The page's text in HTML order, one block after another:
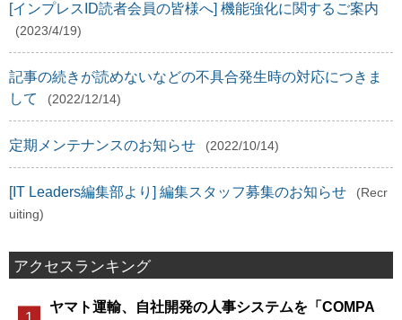
[インプレスID読者会員の皆様へ] 機能強化に関するご案内
(2023/4/19)
記事の続きが読めないなどの不具合発生時の対応につきま
して
(2022/12/14)
定期メンテナンスのお知らせ (2022/10/14)
[IT Leaders編集部より] 編集スタッフ募集のお知らせ
(Recr
uiting)
アクセスランキング
ヤマト運輸、自社開発の人事システムを「COMPA